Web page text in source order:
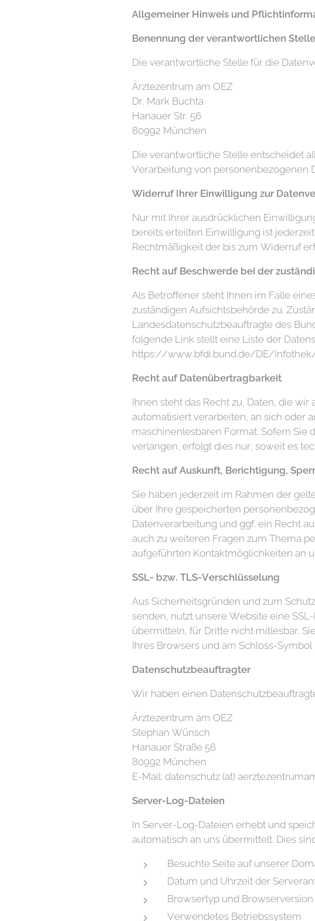
Allgemeiner Hinweis und
Benennung der verantwortlichen Stelle
Die verantwortliche Stelle für die
Ärztezentrum am OEZ
Dr. Mark Buchta
Hanauer Str. 56
80992 München
Die verantwortliche Stelle entscheidet
Verarbeitung von personenbezogenen
Widerruf Ihrer Einwilligung zur
Nur mit Ihrer ausdrücklichen
bereits erteilten Einwilligung ist
Rechtmäßigkeit der bis zum Widerruf
Recht auf Beschwerde bei der
Als Betroffener steht Ihnen im Falle
zuständigen Aufsichtsbehörde zu.
Landesdatenschutzbeauftragte des
folgende Link stellt eine Liste der
https://www.bfdi.bund.de/DE/
Recht auf Datenübertragbarkeit
Ihnen steht das Recht zu, Daten, die
automatisiert verarbeiten, an sich oder
maschinenlesbaren Format. Sofern
verlangen, erfolgt dies nur, soweit es
Recht auf Auskunft, Berichtigung,
Sie haben jederzeit im Rahmen der
über Ihre gespeicherten
Datenverarbeitung und ggf. ein Recht
auch zu weiteren Fragen zum Thema
aufgeführten Kontaktmöglichkeiten an
SSL- bzw. TLS-Verschlüsselung
Aus Sicherheitsgründen und zum
senden, nutzt unsere Website eine
übermitteln, für Dritte nicht mitlesbar.
Ihres Browsers und am Schloss-
Datenschutzbeauftragter
Wir haben einen
Ärztezentrum am OEZ
Stephan Wünsch
Hanauer Straße 56
80992 München
E-Mail: datenschutz (at)
Server-Log-Dateien
In Server-Log-Dateien erhebt und
automatisch an uns übermittelt. Dies
Besuchte Seite auf unserer
Datum und Uhrzeit der
Browsertyp und Browserversion
Verwendetes Betriebssystem